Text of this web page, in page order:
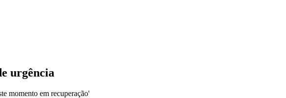
urgência
momento em recuperação'